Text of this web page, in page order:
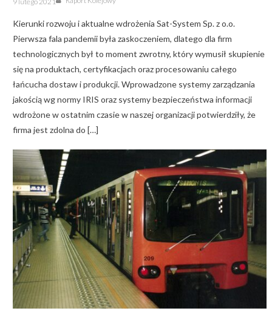
on
Kierunki rozwoju i aktualne wdrożenia Sat-System Sp. z o.o.
Pierwsza fala pandemii była zaskoczeniem, dlatego dla firm
technologicznych był to moment zwrotny, który wymusił skupienie
się na produktach, certyfikacjach oraz procesowaniu całego
łańcucha dostaw i produkcji. Wprowadzone systemy zarządzania
jakością wg normy IRIS oraz systemy bezpieczeństwa informacji
wdrożone w ostatnim czasie w naszej organizacji potwierdziły, że
firma jest zdolna do […]